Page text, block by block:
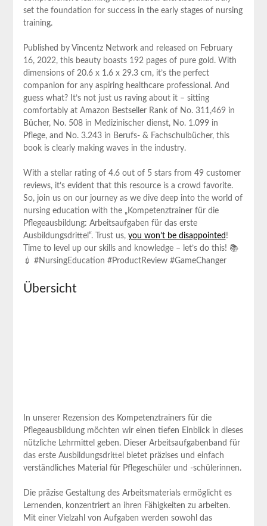
set the foundation for success in the early stages of nursing
training.
Published by‌ Vincentz Network and released on February
16,⁢ 2022, this beauty boasts 192 pages of pure gold. With
dimensions ⁢of 20.6 x 1.6 x 29.3 cm, it’s⁣ the perfect
companion⁣ for any aspiring healthcare professional. And
guess what? It’s not just us ​raving about it – sitting
comfortably⁢ at ‍Amazon Bestseller Rank of No. 311,469 in
Bücher, No. 508 in ⁤Medizinischer dienst, No. 1.099 in
Pflege, and No. 3.243 ​in Berufs- & Fachschulbücher, this
book is clearly making waves in the industry.
With a stellar​ rating of 4.6 out of 5 stars‍ from 49 ⁤customer
reviews, it’s evident that this resource is a crowd favorite.
So, join us on⁣ our journey as we‌ dive deep into the world of
nursing ‍education with‌ the „Kompetenztrainer für die
Pflegeausbildung: Arbeitsaufgaben für das erste
Ausbildungsdrittel“. Trust us, you won’t be ⁣disappointed !
Time to level up our skills and knowledge – let’s do this! 📚
💉 #NursingEducation #ProductReview #GameChanger
Übersicht
In⁤ unserer Rezension des Kompetenztrainers für die
Pflegeausbildung möchten wir einen tiefen Einblick in dieses
⁣nützliche Lehrmittel geben. Dieser Arbeitsaufgabenband für⁢
das erste Ausbildungsdrittel bietet präzises und einfach
verständliches Material für Pflegeschüler und -schülerinnen.
Die präzise Gestaltung des Arbeitsmaterials ermöglicht‍ es
Lernenden, konzentriert an ihren Fähigkeiten zu arbeiten.
Mit einer Vielzahl​ von Aufgaben werden sowohl das